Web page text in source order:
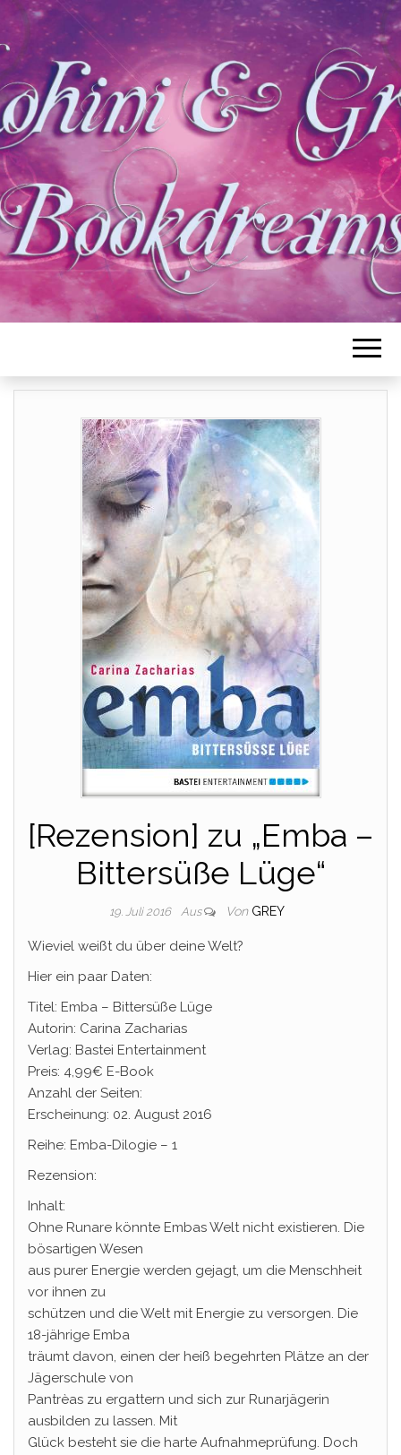
[Rezension] zu „Emba –
Bittersüße Lüge“
19. Juli 2016 Aus Von GREY
Wieviel weißt du über deine Welt?
Hier ein paar Daten:
Titel: Emba – Bittersüße Lüge
Autorin: Carina Zacharias
Verlag: Bastei Entertainment
Preis: 4,99€ E-Book
Anzahl der Seiten:
Erscheinung: 02. August 2016
Reihe: Emba-Dilogie – 1
Rezension:
Inhalt:
Ohne Runare könnte Embas Welt nicht existieren. Die
bösartigen Wesen
aus purer Energie werden gejagt, um die Menschheit
vor ihnen zu
schützen und die Welt mit Energie zu versorgen. Die
18-jährige Emba
träumt davon, einen der heiß begehrten Plätze an der
Jägerschule von
Pantrèas zu ergattern und sich zur Runarjägerin
ausbilden zu lassen. Mit
Glück besteht sie die harte Aufnahmeprüfung. Doch